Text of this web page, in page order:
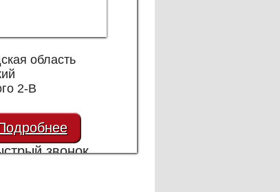
область
2-В